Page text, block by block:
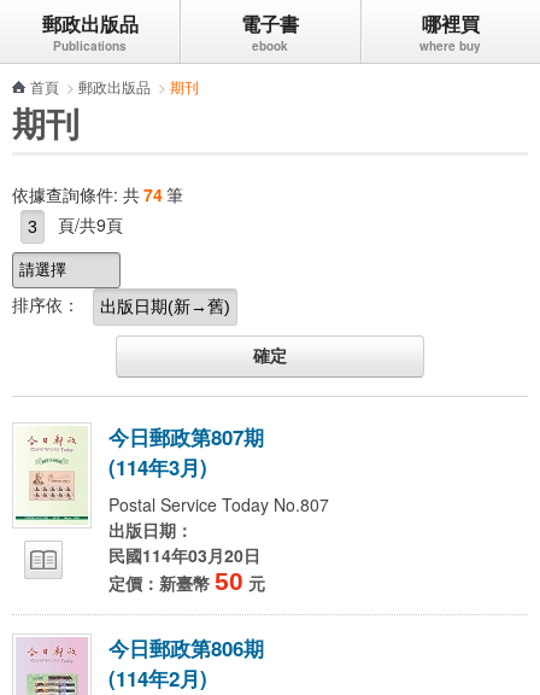
跳到主要內容區塊
郵政出版品 電子書 哪裡買
首頁 > 郵政出版品 > 期刊
期刊
依據查詢條件: 共74筆
頁/共9頁
排序依：
今日郵政第807期
(114年3月)
Postal Service Today No.807
出版日期：
民國114年03月20日
定價：新臺幣 50 元
今日郵政第806期
(114年2月)